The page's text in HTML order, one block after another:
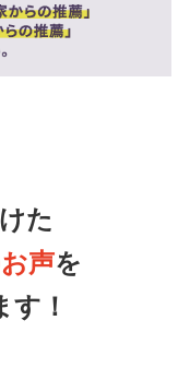
た
声を
す！